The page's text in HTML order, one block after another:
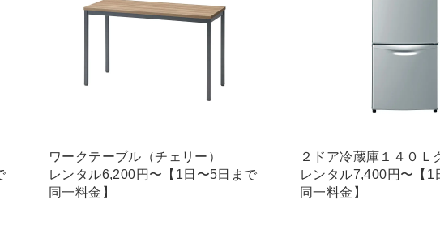
ワークテーブル（チェリー）
レンタル6,200円〜【1日〜5日まで
同一料金】
２ドア冷蔵庫１４０Ｌ
レンタル7,400円〜【1
同一料金】